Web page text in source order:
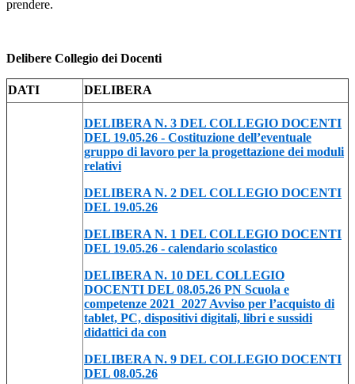
prendere.
Delibere Collegio dei Docenti
DATI DELIBERA
DELIBERA N. 3 DEL COLLEGIO DOCENTI
DEL 19.05.26 - Costituzione dell’eventuale
gruppo di lavoro per la progettazione dei moduli
relativi
DELIBERA N. 2 DEL COLLEGIO DOCENTI
DEL 19.05.26
DELIBERA N. 1 DEL COLLEGIO DOCENTI
DEL 19.05.26 - calendario scolastico
DELIBERA N. 10 DEL COLLEGIO
DOCENTI DEL 08.05.26 PN Scuola e
competenze 2021_2027 Avviso per l’acquisto di
tablet, PC, dispositivi digitali, libri e sussidi
didattici da con
DELIBERA N. 9 DEL COLLEGIO DOCENTI
DEL 08.05.26